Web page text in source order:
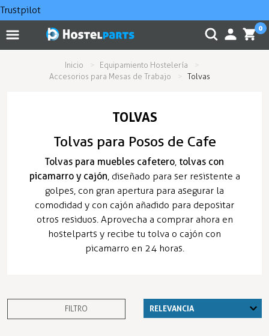
Trustpilot
0
Inicio
Equipamiento Hostelería
Accesorios para Mesas de Trabajo
Tolvas
TOLVAS
Tolvas para Posos de Cafe
Tolvas para muebles cafetero, tolvas con
picamarro y cajón, diseñado para ser resistente a
golpes, con gran apertura para asegurar la
comodidad y con cajón añadido para depositar
otros residuos. Aprovecha a comprar ahora en
hostelparts y recibe tu tolva o cajón con
picamarro en 24 horas.
FILTRO